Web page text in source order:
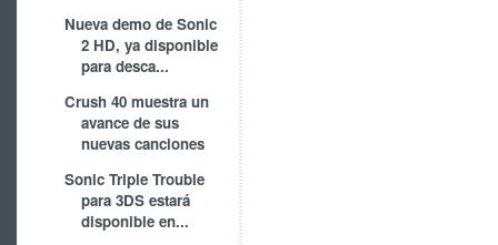
Nueva demo de Sonic
2 HD, ya disponible
para desca...
Crush 40 muestra un
avance de sus
nuevas canciones
Sonic Triple Trouble
para 3DS estará
disponible en...